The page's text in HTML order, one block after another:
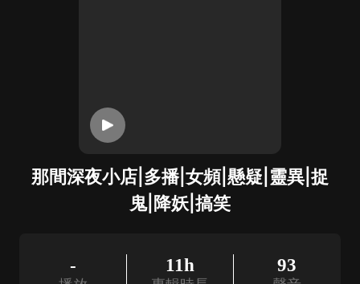
那間深夜小店|多播|女頻|懸疑|靈異|捉
鬼|降妖|搞笑
- 11h 93